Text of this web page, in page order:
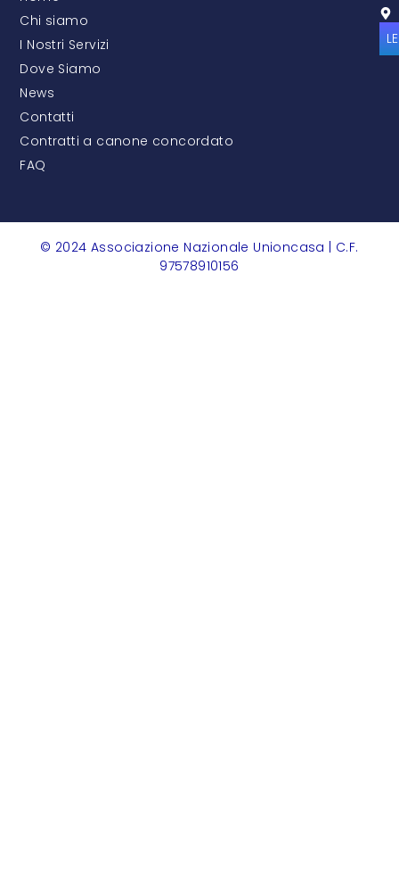
Chi siamo
I Nostri Servizi
Dove Siamo
News
Contatti
Contratti a canone concordato
FAQ
© 2024 Associazione Nazionale Unioncasa | C.F.
97578910156